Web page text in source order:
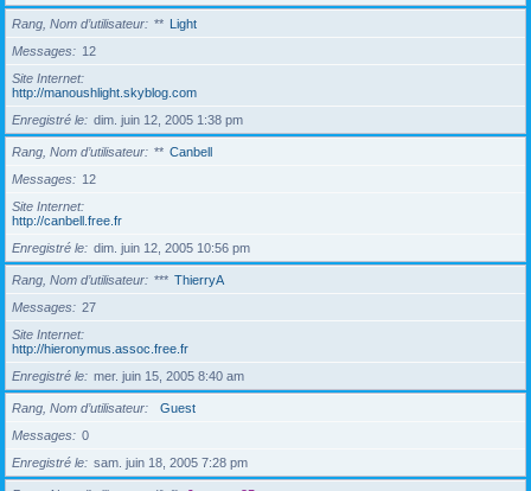
Rang, Nom d’utilisateur ** Light
Messages
12
Site Internet
http://manoushlight.skyblog.com
Enregistré le
dim. juin 12, 2005 1:38 pm
Rang, Nom d’utilisateur ** Canbell
Messages
12
Site Internet
http://canbell.free.fr
Enregistré le
dim. juin 12, 2005 10:56 pm
Rang, Nom d’utilisateur *** ThierryA
Messages
27
Site Internet
http://hieronymus.assoc.free.fr
Enregistré le
mer. juin 15, 2005 8:40 am
Rang, Nom d’utilisateur
Guest
Messages
0
Enregistré le
sam. juin 18, 2005 7:28 pm